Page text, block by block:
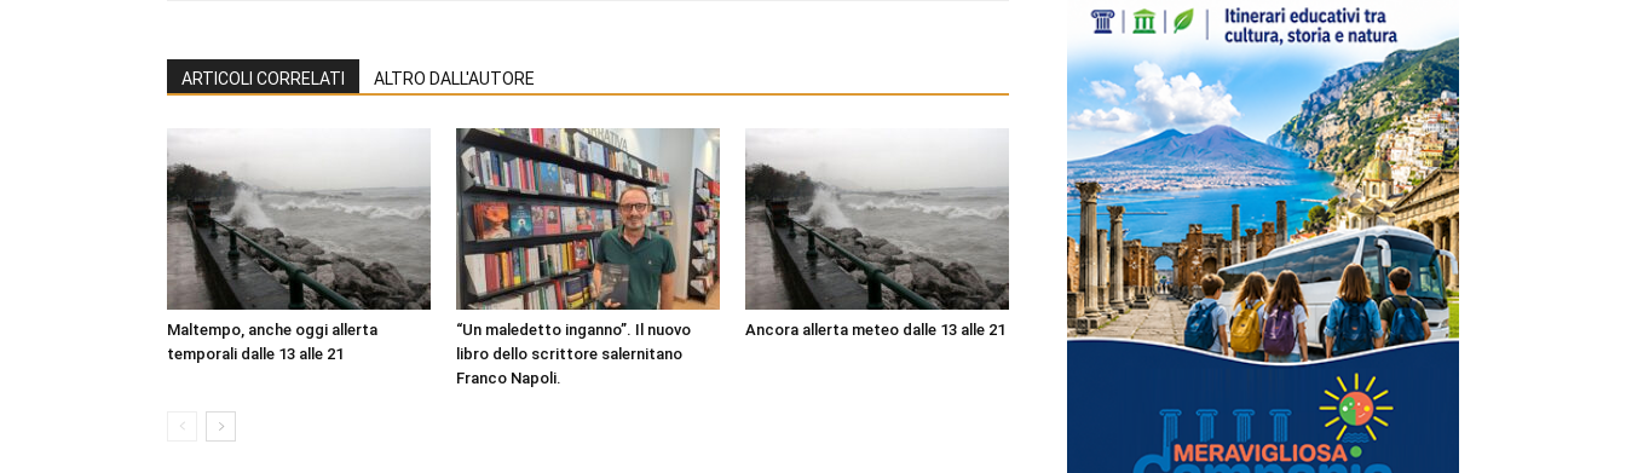
ARTICOLI CORRELATI ALTRO DALL'AUTORE
Maltempo, anche oggi allerta
temporali dalle 13 alle 21
“Un maledetto inganno”. Il nuovo
libro dello scrittore salernitano
Franco Napoli.
Ancora allerta meteo dalle 13 alle 21